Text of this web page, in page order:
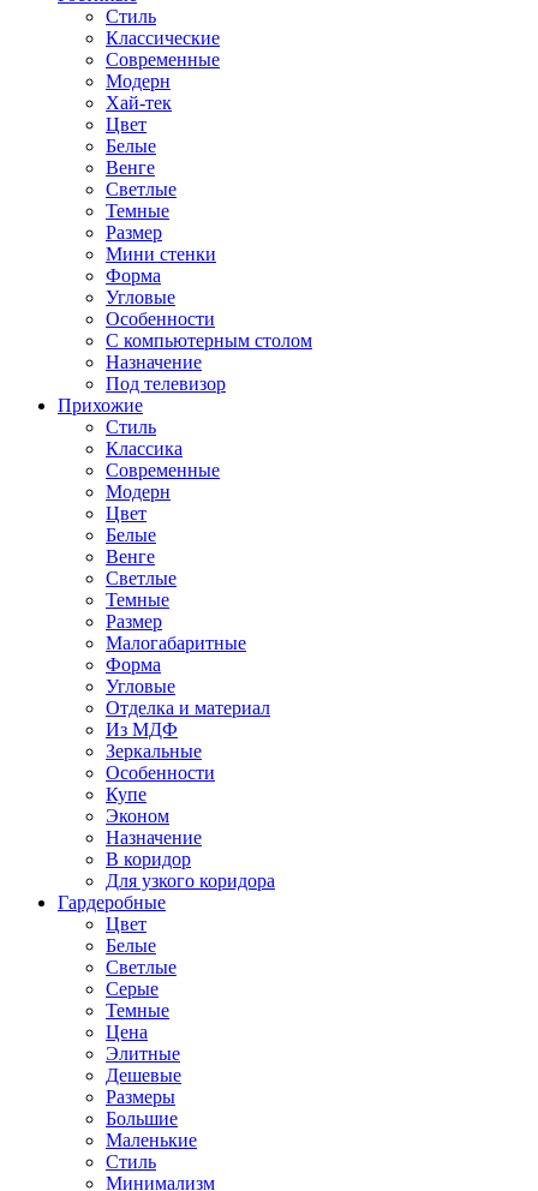
Стиль
Классические
Современные
Модерн
Хай-тек
Цвет
Белые
Венге
Светлые
Темные
Размер
Мини стенки
Форма
Угловые
Особенности
С компьютерным столом
Назначение
Под телевизор
Прихожие
Стиль
Классика
Современные
Модерн
Цвет
Белые
Венге
Светлые
Темные
Размер
Малогабаритные
Форма
Угловые
Отделка и материал
Из МДФ
Зеркальные
Особенности
Купе
Эконом
Назначение
В коридор
Для узкого коридора
Гардеробные
Цвет
Белые
Светлые
Серые
Темные
Цена
Элитные
Дешевые
Размеры
Большие
Маленькие
Стиль
Минимализм